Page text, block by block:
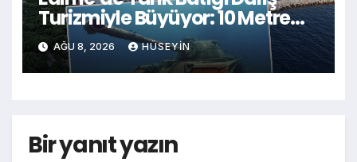
Turizmiyle Büyüyor: 10 Metre
Derinlikte Yeni Bir Cazibe
AĞU 8, 2026 HÜSEYIN
Bir yanıt yazın